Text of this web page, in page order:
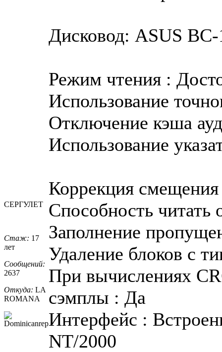
СЕРГУЛЕТ
Стаж: 17
лет
Сообщений:
2637
Откуда: LA
ROMANA
Дисковод: ASUS
Режим чтения :
Использование
Отключение кэша
Использование
Коррекция
Способность
Заполнение
Удаление блоков с
При вычислениях
сэмплы : Да
Интерфейс :
NT/2000